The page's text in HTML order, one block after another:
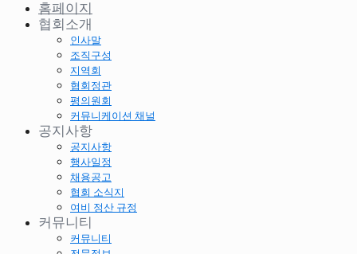
홈페이지
협회소개
인사말
조직구성
지역회
협회정관
평의원회
커뮤니케이션 채널
공지사항
공지사항
행사일정
채용공고
협회 소식지
여비 정산 규정
커뮤니티
커뮤니티